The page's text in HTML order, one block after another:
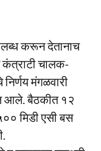
करून देतानाच
कंत्राटी चालक-
मंगळवारी
आले. बैठकीत १२
मिडी एसी बस